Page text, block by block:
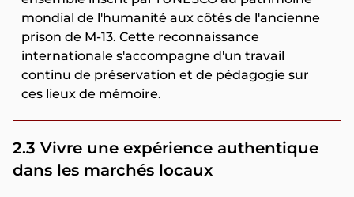
mondial de l'humanité aux côtés de l'ancienne
prison de M-13. Cette reconnaissance
internationale s'accompagne d'un travail
continu de préservation et de pédagogie sur
ces lieux de mémoire.
2.3 Vivre une expérience authentique
dans les marchés locaux